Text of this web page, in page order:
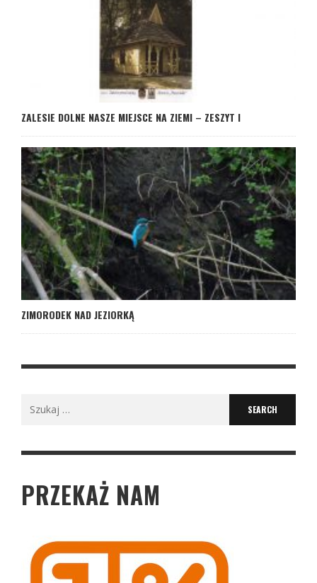
ZALESIE DOLNE NASZE MIEJSCE NA ZIEMI – ZESZYT I
ZIMORODEK NAD JEZIORKĄ
PRZEKAŻ NAM